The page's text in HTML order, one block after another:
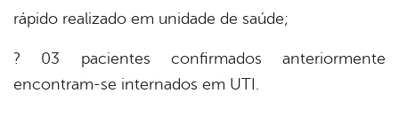
rápido realizado em unidade de saúde;
? 03 pacientes confirmados anteriormente
encontram-se internados em UTI.